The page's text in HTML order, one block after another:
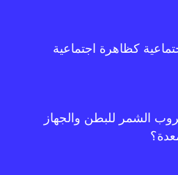
كظاهرة اجتماعية
الشمر للبطن والجهاز